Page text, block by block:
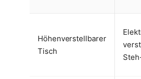
Höhenverstellbarer
Tisch